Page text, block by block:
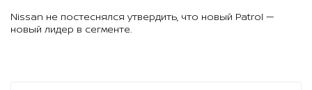
Nissan не постеснялся утвердить, что новый Patrol —
новый лидер в сегменте.